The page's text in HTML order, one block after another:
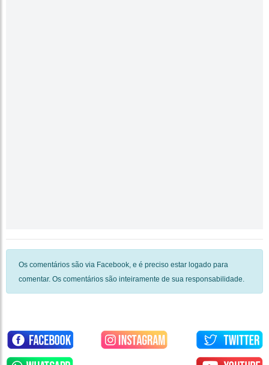
Os comentários são via Facebook, e é preciso estar logado para
comentar. Os comentários são inteiramente de sua responsabilidade.